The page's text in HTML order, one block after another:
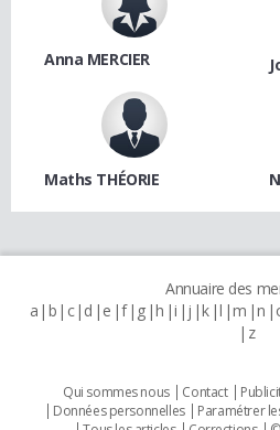
Anna MERCIER
Maths THÉORIE
Annuaire des
a b c d e f g h i j k l m n
z
Qui sommes nous Contact
Données personnelles
Paramétrer